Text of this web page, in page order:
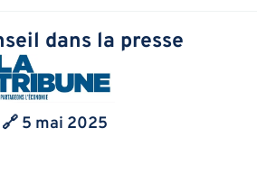
dans la presse
🔗 5 mai 2025